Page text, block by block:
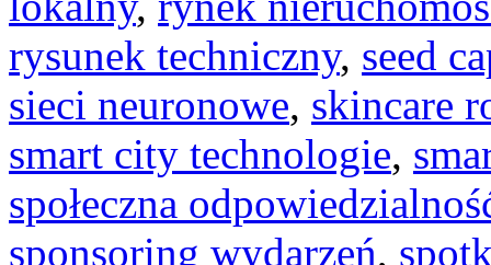
rysunek techniczny, seed
sieci neuronowe, skincare
smart city technologie,
społeczna
sponsoring wydarzeń,